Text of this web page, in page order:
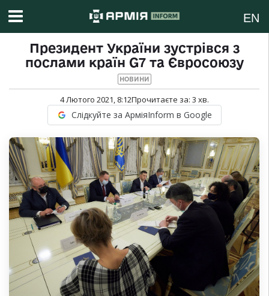
EN
Президент України зустрівся з
послами країн G7 та Євросоюзу
НОВИНИ
4 Лютого 2021, 8:12Прочитаєте за: 3 хв.
Слідкуйте за АрміяInform в Google